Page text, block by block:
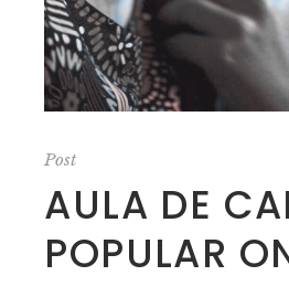
Post
AULA DE
POPULAR